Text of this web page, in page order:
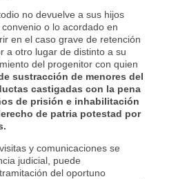
no devuelve a sus hijos
o lo acordado en
en el caso grave de retención
a otro lugar de distinto a su
del progenitor con quien
sustracción de menores del
castigadas con la pena
de prisión e inhabilitación
de patria potestad por
y comunicaciones se
judicial, puede
del oportuno